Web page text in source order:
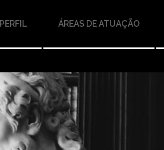
PERFIL ÁREAS DE ATUAÇÃO